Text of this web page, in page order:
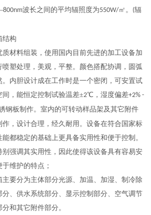
800nm波长之间的平均辐照度为550W/㎡。 (辐
结构
材料组装，使用国内目前先进的加工设备加
塑处理，美观，平整。颜色搭配协调，圆弧
内胆设计成在工作时是一个密闭，可安置试
，能恒定控制试验温差±2℃，湿度偏差+2% -
钢板制作。室内的可转动样品架及其它附件
作，设计合理，经久耐用。设备在符合国家标
都稳定的基础上更具备实用性和便于控制。
别强调其实用性，因此使得该设备具有容易安
维护的特点；
主要分为主体部分光源、加温、加湿、制冷除
、供水系统部分、显示控制部分、空气调节
和其它附件部分。